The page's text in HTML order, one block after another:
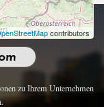
contributors
zu Ihrem Unternehmen